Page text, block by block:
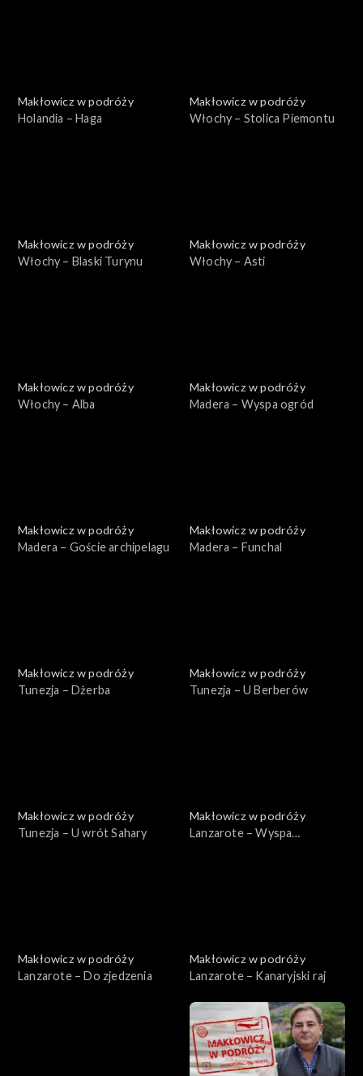
Makłowicz w podróży
Holandia – Haga
Makłowicz w podróży
Włochy – Stolica Piemontu
Makłowicz w podróży
Włochy – Blaski Turynu
Makłowicz w podróży
Włochy – Asti
Makłowicz w podróży
Włochy – Alba
Makłowicz w podróży
Madera – Wyspa ogród
Makłowicz w podróży
Madera – Goście archipelagu
Makłowicz w podróży
Madera – Funchal
Makłowicz w podróży
Tunezja – Dżerba
Makłowicz w podróży
Tunezja – U Berberów
Makłowicz w podróży
Tunezja – U wrót Sahary
Makłowicz w podróży
Lanzarote – Wyspa
Makłowicz w podróży
Lanzarote – Do zjedzenia
Makłowicz w podróży
Lanzarote – Kanaryjski raj